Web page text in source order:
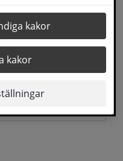
kakor
kakor